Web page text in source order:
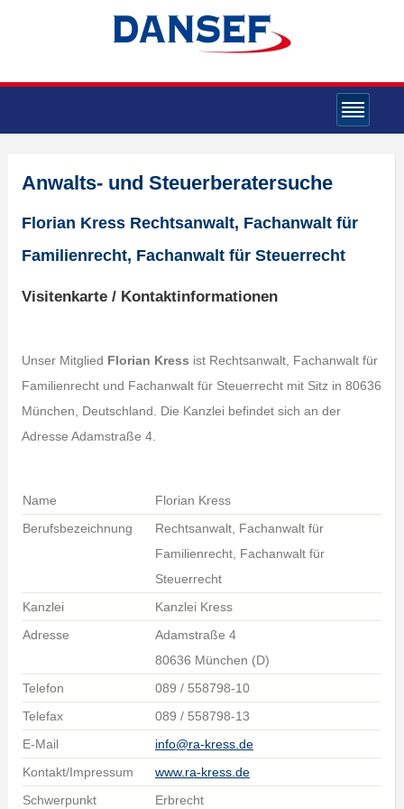
Anwalts- und Steuerberatersuche
Florian Kress Rechtsanwalt, Fachanwalt für
Familienrecht, Fachanwalt für Steuerrecht
Visitenkarte / Kontaktinformationen
Unser Mitglied Florian Kress ist Rechtsanwalt, Fachanwalt für
Familienrecht und Fachanwalt für Steuerrecht mit Sitz in 80636
München, Deutschland. Die Kanzlei befindet sich an der
Adresse Adamstraße 4.
Name
Florian Kress
Berufsbezeichnung
Rechtsanwalt, Fachanwalt für
Familienrecht, Fachanwalt für
Steuerrecht
Kanzlei
Kanzlei Kress
Adresse
Adamstraße 4
80636 München (D)
Telefon
089 / 558798-10
Telefax
089 / 558798-13
E-Mail
info@ra-kress.de
Kontakt/Impressum
www.ra-kress.de
Schwerpunkt
Erbrecht